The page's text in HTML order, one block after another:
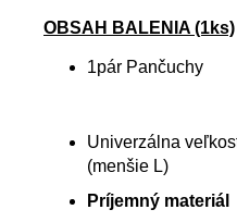
OBSAH BALENIA (1ks)
1pár Pančuchy
Univerzálna
(menšie L)
Príjemný materiál